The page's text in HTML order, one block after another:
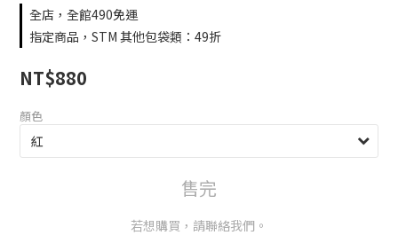
全店，全館490免運
指定商品，STM 其他包袋類：49折
NT$880
顏色
售完
若想購買，請聯絡我們。